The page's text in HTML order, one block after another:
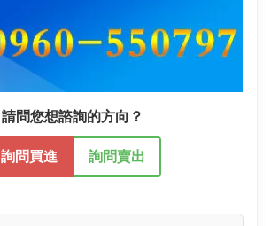
請問您想諮詢的方向？
詢問買進 詢問賣出